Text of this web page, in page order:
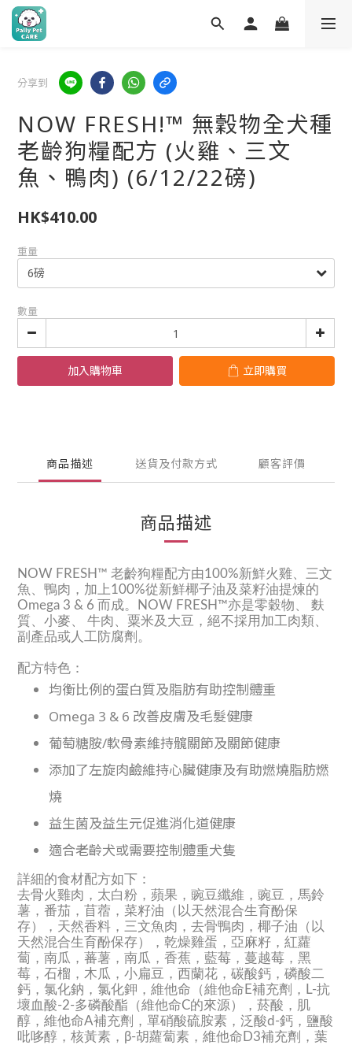
分享到
NOW FRESH!™ 無穀物全犬種
老齡狗糧配方 (火雞、三文
魚、鴨肉) (6/12/22磅)
HK$410.00
重量
數量
加入購物車 立即購買
商品描述 送貨及付款方式 顧客評價
商品描述
NOW FRESH™ 老齡狗糧配方由100%新鮮火雞、三文
魚、鴨肉，加上100%從新鮮椰子油及菜籽油提煉的
Omega 3 & 6 而成。NOW FRESH™亦是零穀物、 麩
質、小麥、 牛肉、粟米及大豆，絕不採用加工肉類、
副產品或人工防腐劑。
配方特色：
均衡比例的蛋白質及脂肪有助控制體重
Omega 3 & 6 改善皮膚及毛髮健康
葡萄糖胺/軟骨素維持髖關節及關節健康
添加了左旋肉鹼維持心臟健康及有助燃燒脂肪燃
燒
益生菌及益生元促進消化道健康
適合老齡犬或需要控制體重犬隻
詳細的食材配方如下：
去骨火雞肉，太白粉，蘋果，豌豆纖維，豌豆，馬鈴
薯，番茄，苜蓿，菜籽油（以天然混合生育酚保
存），天然香料，三文魚肉，去骨鴨肉，椰子油（以
天然混合生育酚保存），乾燥雞蛋，亞麻籽，紅蘿
蔔，南瓜，蕃薯，南瓜，香蕉，藍莓，蔓越莓，黑
莓，石榴，木瓜，小扁豆，西蘭花，碳酸鈣，磷酸二
鈣，氯化鈉，氯化鉀，維他命（維他命E補充劑，L-抗
壞血酸-2-多磷酸酯（維他命C的來源），菸酸，肌
醇，維他命A補充劑，單硝酸硫胺素，泛酸d-鈣，鹽酸
吡哆醇，核黃素，β-胡蘿蔔素，維他命D3補充劑，葉